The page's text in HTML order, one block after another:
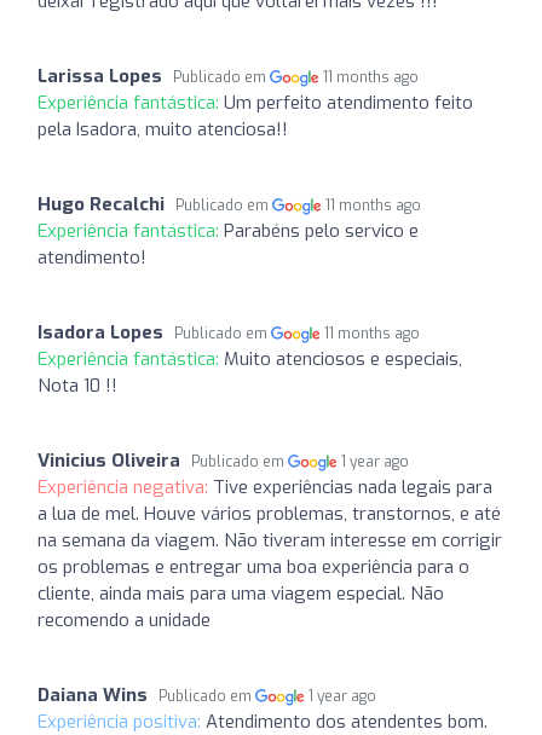
Larissa Lopes Publicado em 11 months ago
Experiência fantástica: Um perfeito atendimento feito
pela Isadora, muito atenciosa!!
Hugo Recalchi Publicado em 11 months ago
Experiência fantástica: Parabéns pelo servico e
atendimento!
Isadora Lopes Publicado em 11 months ago
Experiência fantástica: Muito atenciosos e especiais,
Nota 10 !!
Vinicius Oliveira Publicado em 1 year ago
Experiência negativa: Tive experiências nada legais para
a lua de mel. Houve vários problemas, transtornos, e até
na semana da viagem. Não tiveram interesse em corrigir
os problemas e entregar uma boa experiência para o
cliente, ainda mais para uma viagem especial. Não
recomendo a unidade
Daiana Wins Publicado em 1 year ago
Experiência positiva: Atendimento dos atendentes bom.